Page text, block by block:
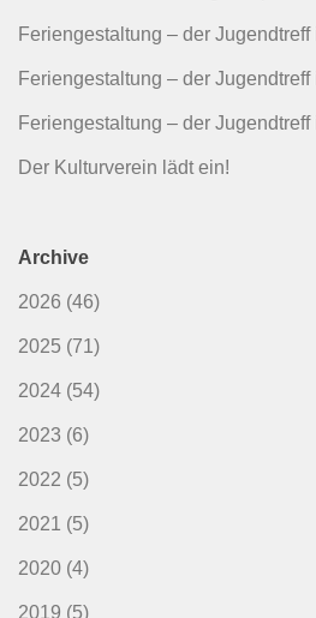
Feriengestaltung – der Jugendtreff
Feriengestaltung – der Jugendtreff
Feriengestaltung – der Jugendtreff
Der Kulturverein lädt ein!
Archive
2026 (46)
2025 (71)
2024 (54)
2023 (6)
2022 (5)
2021 (5)
2020 (4)
2019 (5)